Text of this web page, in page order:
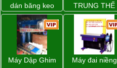
dán băng keo
thùng carton tự
động WP-5050F
giá rẻ
TRUNG THẾ
Máy Dập Ghim
Máy đai niềng